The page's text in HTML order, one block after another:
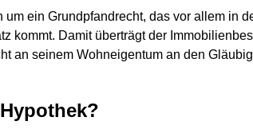
ein Grundpfandrecht, das vor allem in
kommt. Damit überträgt der
an seinem Wohneigentum an den